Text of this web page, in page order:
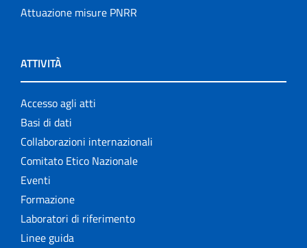
Attuazione misure PNRR
ATTIVITÀ
Accesso agli atti
Basi di dati
Collaborazioni internazionali
Comitato Etico Nazionale
Eventi
Formazione
Laboratori di riferimento
Linee guida